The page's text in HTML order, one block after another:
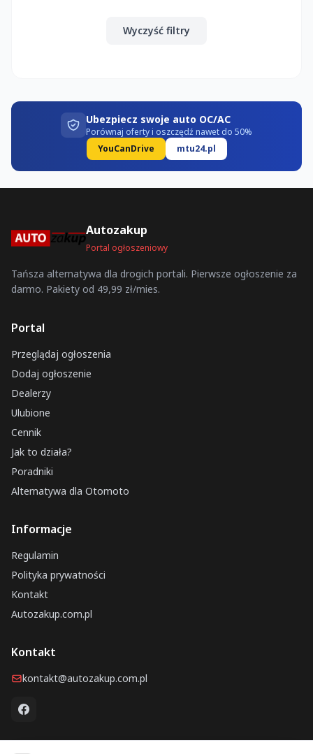
Wyczyść filtry
Ubezpiecz swoje auto OC/AC
Porównaj oferty i oszczędź nawet do 50%
YouCanDrive
mtu24.pl
Autozakup
Portal ogłoszeniowy
Tańsza alternatywa dla drogich portali. Pierwsze ogłoszenie za
darmo. Pakiety od 49,99 zł/mies.
Portal
Przeglądaj ogłoszenia
Dodaj ogłoszenie
Dealerzy
Ulubione
Cennik
Jak to działa?
Poradniki
Alternatywa dla Otomoto
Informacje
Regulamin
Polityka prywatności
Kontakt
Autozakup.com.pl
Kontakt
kontakt@autozakup.com.pl